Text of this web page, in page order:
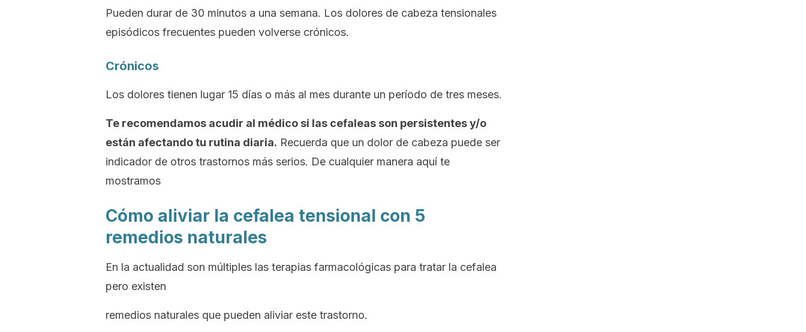
Pueden durar de 30 minutos a una semana. Los dolores de cabeza tensionales
episódicos frecuentes pueden volverse crónicos.
Crónicos
Los dolores tienen lugar 15 días o más al mes durante un período de tres meses.
Te recomendamos acudir al médico si las cefaleas son persistentes y/o
están afectando tu rutina diaria. Recuerda que un dolor de cabeza puede ser
indicador de otros trastornos más serios. De cualquier manera aquí te
mostramos
Cómo aliviar la cefalea tensional con 5
remedios naturales
En la actualidad son múltiples las terapias farmacológicas para tratar la cefalea
pero existen
remedios naturales que pueden aliviar este trastorno.